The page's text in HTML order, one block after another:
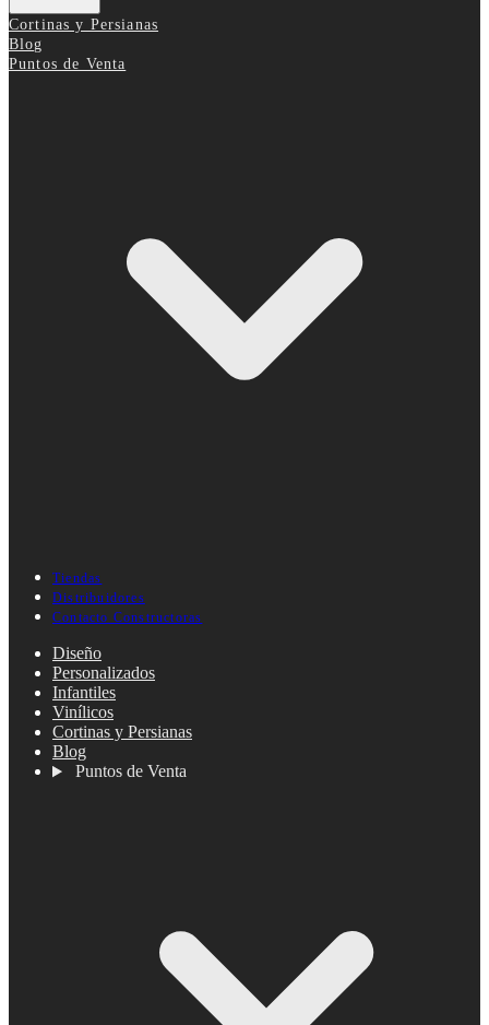
Cortinas y Persianas
Blog
Puntos de Venta
Tiendas
Distribuidores
Contacto Constructoras
Diseño
Personalizados
Infantiles
Vinílicos
Cortinas y Persianas
Blog
Puntos de Venta